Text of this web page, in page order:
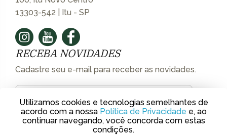
13303-542 | Itu - SP
RECEBA NOVIDADES
Cadastre seu e-mail para receber as novidades.
Utilizamos cookies e tecnologias semelhantes de
acordo com a nossa Política de Privacidade e, ao
continuar navegando, você concorda com estas
condições.